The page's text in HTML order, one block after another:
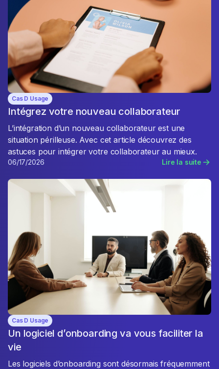
Cas D Usage
Intégrez votre nouveau collaborateur
L’intégration d’un nouveau collaborateur est une
situation périlleuse. Avec cet article découvrez des
astuces pour intégrer votre collaborateur au mieux.
06/17/2026 Lire la suite
Cas D Usage
Un logiciel d’onboarding va vous faciliter la
vie
Les logiciels d’onboarding sont désormais fréquemment